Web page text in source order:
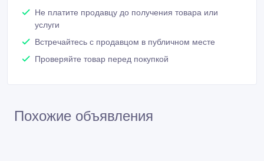
Не платите продавцу до получения товара или
услуги
Встречайтесь с продавцом в публичном месте
Проверяйте товар перед покупкой
Похожие объявления